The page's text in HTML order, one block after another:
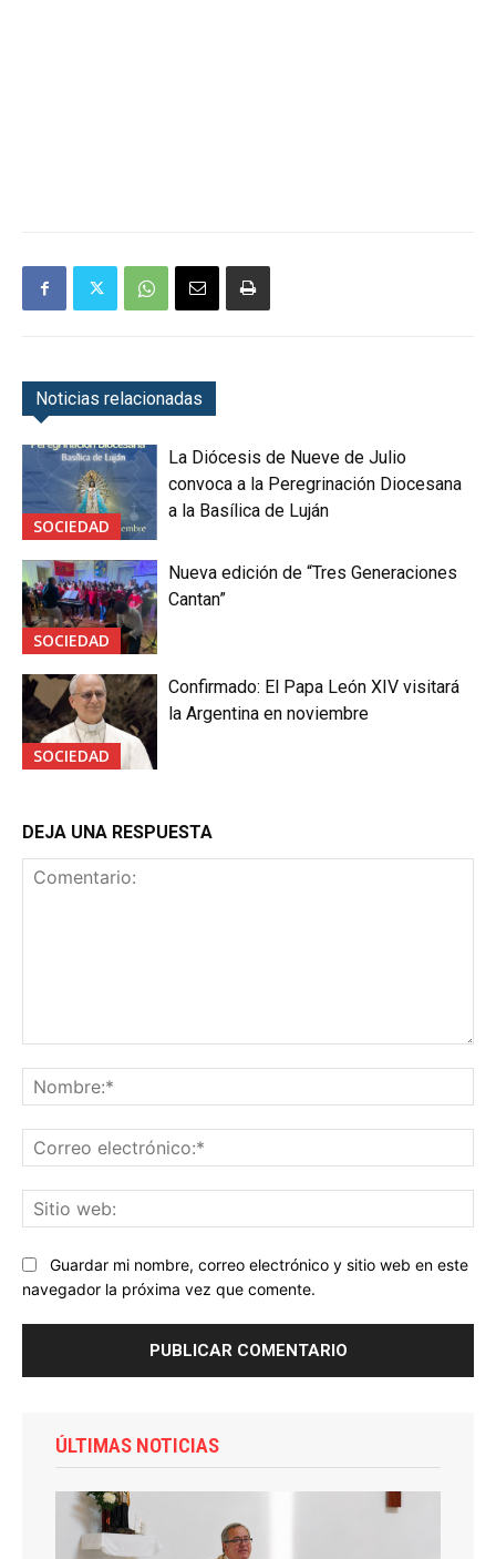
Noticias relacionadas
SOCIEDAD
La Diócesis de Nueve de Julio
convoca a la Peregrinación Diocesana
a la Basílica de Luján
SOCIEDAD
Nueva edición de “Tres Generaciones
Cantan”
SOCIEDAD
Confirmado: El Papa León XIV visitará
la Argentina en noviembre
DEJA UNA RESPUESTA
Guardar mi nombre, correo electrónico y sitio web en este
navegador la próxima vez que comente.
ÚLTIMAS NOTICIAS